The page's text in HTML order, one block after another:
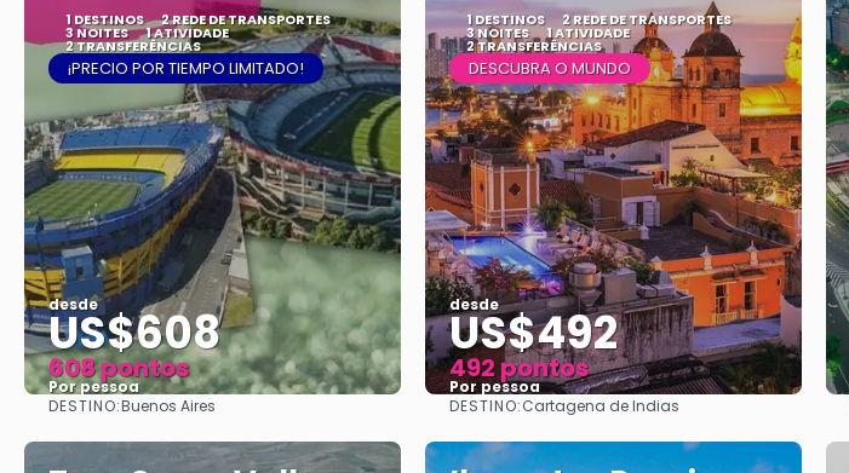
1 DESTINOS 2 REDE DE TRANSPORTES
3 NOITES 1 ATIVIDADE
2 TRANSFERÊNCIAS
¡PRECIO POR TIEMPO LIMITADO!
desde
US$608
608 pontos
Por pessoa
Vejo
DESTINO:Buenos Aires
1 DESTINOS 2 REDE DE TRANSPORTES
3 NOITES 1 ATIVIDADE
2 TRANSFERÊNCIAS
DESCUBRA O MUNDO
desde
US$492
492 pontos
Por pessoa
Vejo
DESTINO:Cartagena de Indias